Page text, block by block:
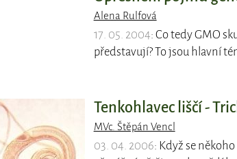
Alena Rulfová
17. 05. 2004: Co tedy GMO
představují? To jsou hlavní
Tenkohlavec liščí -
MVc. Štěpán Vencl
03. 04. 2006: Když se